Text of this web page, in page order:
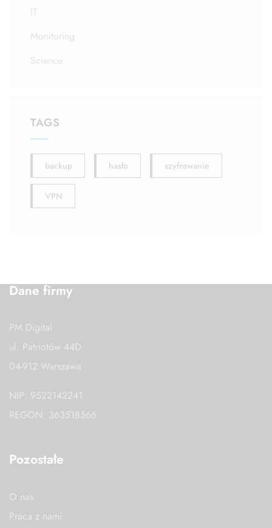
IT
Monitoring
Science
TAGS
backup hasło szyfrowanie
VPN
Dane firmy
PM Digital
ul. Patriotów 44D
04-912 Warszawa
NIP: 9522142241
REGON: 363518566
Pozostałe
O nas
Praca z nami